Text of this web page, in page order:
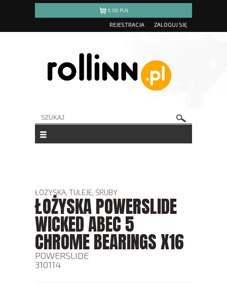
0.00 PLN
REJESTRACJA ZALOGUJ SIĘ
ŁOŻYSKA, TULEJE, ŚRUBY
ŁOŻYSKA POWERSLIDE
WICKED ABEC 5
CHROME BEARINGS X16
POWERSLIDE
310114